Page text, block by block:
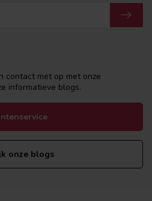
contact met op met onze
informatieve blogs.
onze blogs